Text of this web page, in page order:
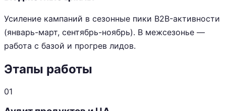
Усиление кампаний в сезонные пики B2B-активности
(январь-март, сентябрь-ноябрь). В межсезонье —
работа с базой и прогрев лидов.
Этапы работы
01